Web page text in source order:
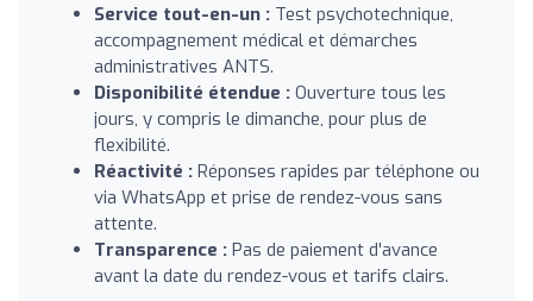
Service tout-en-un : Test psychotechnique,
accompagnement médical et démarches
administratives ANTS.
Disponibilité étendue : Ouverture tous les
jours, y compris le dimanche, pour plus de
flexibilité.
Réactivité : Réponses rapides par téléphone ou
via WhatsApp et prise de rendez-vous sans
attente.
Transparence : Pas de paiement d'avance
avant la date du rendez-vous et tarifs clairs.